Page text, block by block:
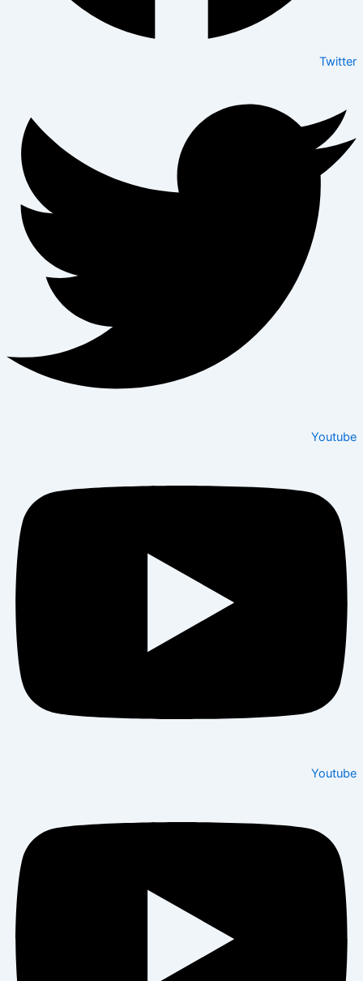
Twitter
Youtube
Youtube